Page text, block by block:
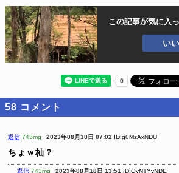
この記事が気に入
い
58 コメント
返信 743mg 2023年08月18日 07:02 ID:g0MzAxNDU
ちょｗ杣？
返信 743mg 2023年08月18日 13:51 ID:QyNTYyNDE